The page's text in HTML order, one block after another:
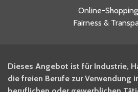
Ja, ich habe die
und akzeptiere
BITO Newsletter
Intralogistiker
Online-
Fairness &
Dieses Angebot ist für Industrie,
die freien Berufe zur Verwendung